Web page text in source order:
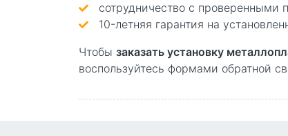
сотрудничество с проверенными
10-летняя гарантия на
Чтобы заказать установку
воспользуйтесь формами обратной